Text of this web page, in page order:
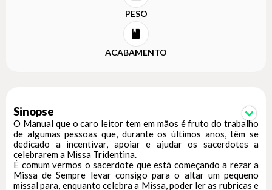
PESO
ACABAMENTO
Sinopse
O Manual que o caro leitor tem em mãos é fruto do trabalho
de algumas pessoas que, durante os últimos anos, têm se
dedicado a incentivar, apoiar e ajudar os sacerdotes a
celebrarem a Missa Tridentina.
É comum vermos o sacerdote que está começando a rezar a
Missa de Sempre levar consigo para o altar um pequeno
missal para, enquanto celebra a Missa, poder ler as rubricas e